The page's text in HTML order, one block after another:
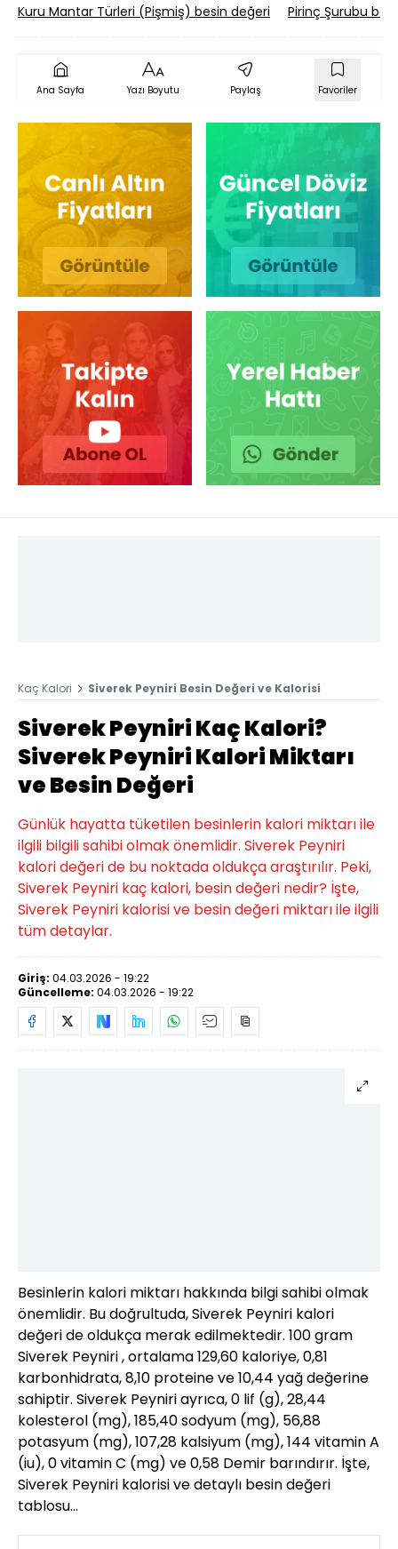
Kuru Mantar Türleri (Pişmiş) besin değeri Pirinç Şurubu
Ana Sayfa Yazı Boyutu Paylaş Favoriler
Kaç Kalori Siverek Peyniri Besin Değeri ve Kalorisi
Siverek Peyniri Kaç Kalori?
Siverek Peyniri Kalori Miktarı
ve Besin Değeri
Günlük hayatta tüketilen besinlerin kalori miktarı ile
ilgili bilgili sahibi olmak önemlidir. Siverek Peyniri
kalori değeri de bu noktada oldukça araştırılır. Peki,
Siverek Peyniri kaç kalori, besin değeri nedir? İşte,
Siverek Peyniri kalorisi ve besin değeri miktarı ile ilgili
tüm detaylar.
Giriş: 04.03.2026 - 19:22
Güncelleme: 04.03.2026 - 19:22
Besinlerin kalori miktarı hakkında bilgi sahibi olmak
önemlidir. Bu doğrultuda, Siverek Peyniri kalori
değeri de oldukça merak edilmektedir. 100 gram
Siverek Peyniri , ortalama 129,60 kaloriye, 0,81
karbonhidrata, 8,10 proteine ve 10,44 yağ değerine
sahiptir. Siverek Peyniri ayrıca, 0 lif (g), 28,44
kolesterol (mg), 185,40 sodyum (mg), 56,88
potasyum (mg), 107,28 kalsiyum (mg), 144 vitamin A
(iu), 0 vitamin C (mg) ve 0,58 Demir barındırır. İşte,
Siverek Peyniri kalorisi ve detaylı besin değeri
tablosu…